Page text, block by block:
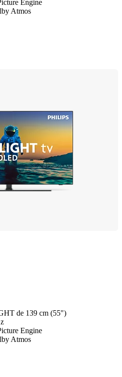
Engine
Atmos
de 139 cm (55")
Engine
Atmos